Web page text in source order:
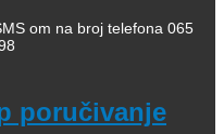
om na broj telefona 065
poručivanje